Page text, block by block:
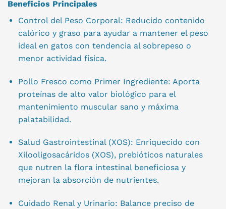
Beneficios Principales
Control del Peso Corporal: Reducido contenido
calórico y graso para ayudar a mantener el peso
ideal en gatos con tendencia al sobrepeso o
menor actividad física.
Pollo Fresco como Primer Ingrediente: Aporta
proteínas de alto valor biológico para el
mantenimiento muscular sano y máxima
palatabilidad.
Salud Gastrointestinal (XOS): Enriquecido con
Xilooligosacáridos (XOS), prebióticos naturales
que nutren la flora intestinal beneficiosa y
mejoran la absorción de nutrientes.
Cuidado Renal y Urinario: Balance preciso de